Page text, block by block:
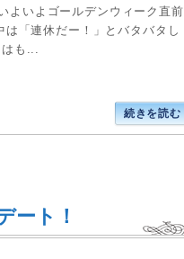
よいよゴールデンウィーク直前
は「連休だー！」とバタバタし
も...
続きを読む
ート！